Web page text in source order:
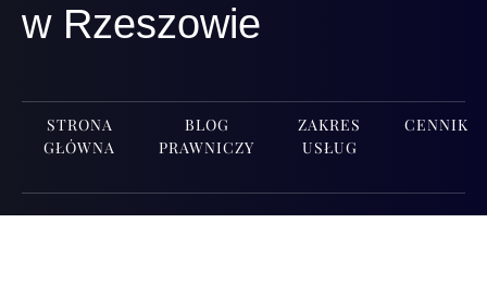
w Rzeszowie
STRONA
GŁÓWNA
BLOG
PRAWNICZY
ZAKRES
USŁUG
CENNIK